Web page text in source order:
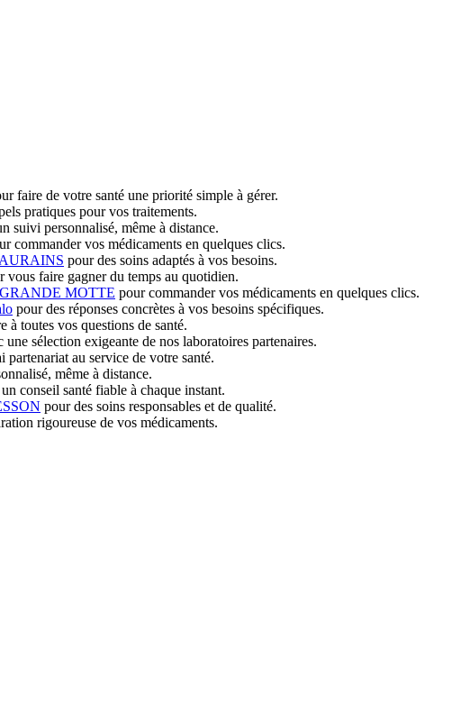
faire de votre santé une priorité simple à gérer.
pratiques pour vos traitements.
suivi personnalisé, même à distance.
commander vos médicaments en quelques clics.
pour des soins adaptés à vos besoins.
vous faire gagner du temps au quotidien.
MOTTE pour commander vos médicaments en quelques clics.
pour des réponses concrètes à vos besoins spécifiques.
à toutes vos questions de santé.
une sélection exigeante de nos laboratoires partenaires.
partenariat au service de votre santé.
même à distance.
conseil santé fiable à chaque instant.
pour des soins responsables et de qualité.
rigoureuse de vos médicaments.